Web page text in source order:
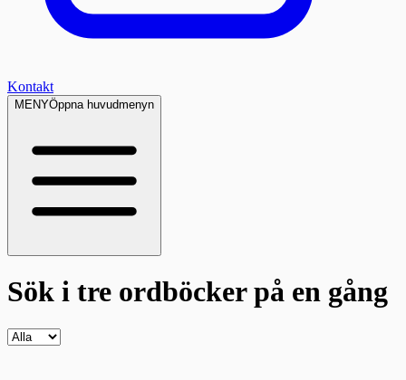
Kontakt
MENYÖppna huvudmenyn
Sök i tre ordböckerpå en gång